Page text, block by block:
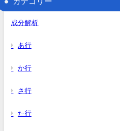
成分解析
あ行
か行
さ行
た行